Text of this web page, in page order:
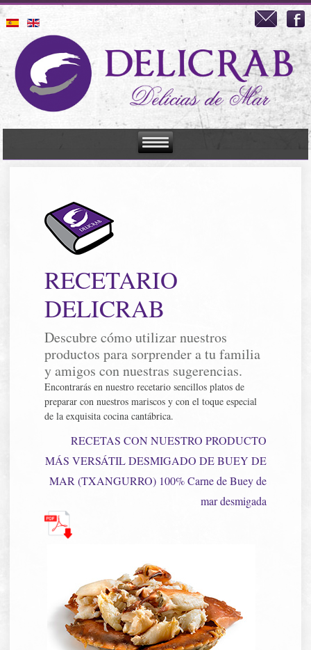
RECETARIO
DELICRAB
Descubre cómo utilizar nuestros
productos para sorprender a tu familia
y amigos con nuestras sugerencias.
Encontrarás en nuestro recetario sencillos platos de
preparar con nuestros mariscos y con el toque especial
de la exquisita cocina cantábrica.
RECETAS CON NUESTRO PRODUCTO
MÁS VERSÁTIL DESMIGADO DE BUEY DE
MAR (TXANGURRO) 100% Carne de Buey de
mar desmigada